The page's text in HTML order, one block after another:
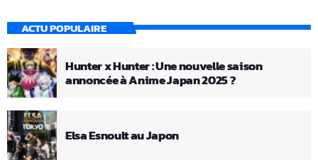
ACTU POPULAIRE
Hunter x Hunter : Une nouvelle saison
annoncée à Anime Japan 2025 ?
Elsa Esnoult au Japon